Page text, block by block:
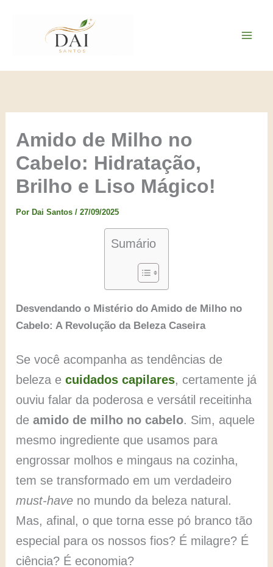
Amido de Milho no
Cabelo: Hidratação,
Brilho e Liso Mágico!
PorDai Santos/27/09/2025
Sumário
Desvendando o Mistério do Amido de Milho no
Cabelo: A Revolução da Beleza Caseira
Se você acompanha as tendências de
beleza ecuidados capilares, certamente já
ouviu falar da poderosa e versátil receitinha
deamido de milho no cabelo. Sim, aquele
mesmo ingrediente que usamos para
engrossar molhos e mingaus na cozinha,
tem se transformado em um verdadeiro
must-have no mundo da beleza natural.
Mas, afinal, o que torna esse pó branco tão
especial para os nossos fios? É milagre? É
ciência? É economia?